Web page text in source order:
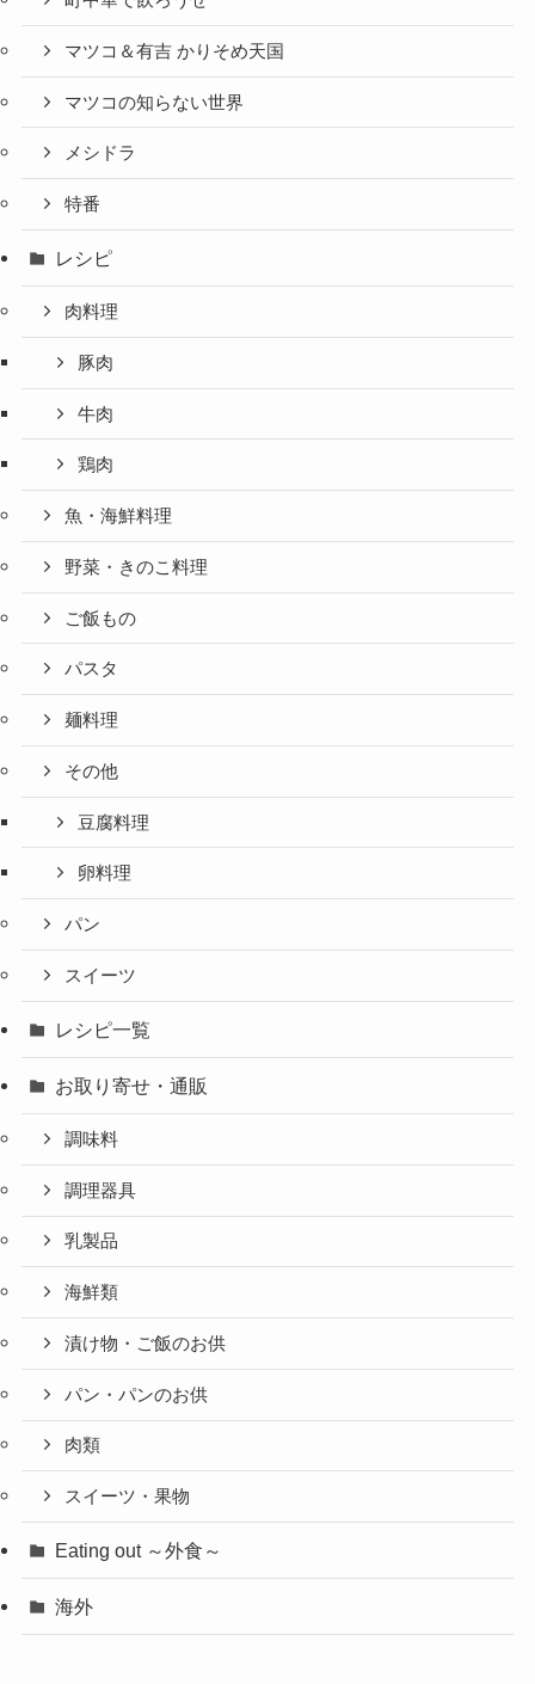
マツコ＆有吉 かりそめ天国
マツコの知らない世界
メシドラ
特番
レシピ
肉料理
豚肉
牛肉
鶏肉
魚・海鮮料理
野菜・きのこ料理
ご飯もの
パスタ
麺料理
その他
豆腐料理
卵料理
パン
スイーツ
レシピ一覧
お取り寄せ・通販
調味料
調理器具
乳製品
海鮮類
漬け物・ご飯のお供
パン・パンのお供
肉類
スイーツ・果物
Eating out ～外食～
海外